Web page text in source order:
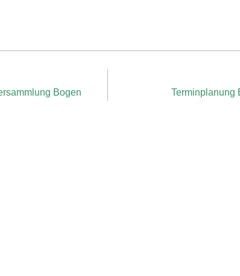
Bogen Terminplanung